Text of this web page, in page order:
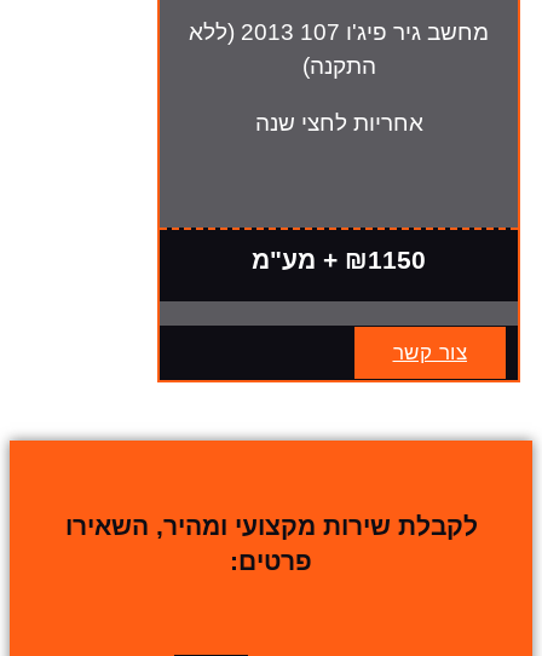
מחשב גיר פיג'ו 107 2013 (ללא
התקנה)
אחריות לחצי שנה
₪1150 + מע"מ
צור קשר
לקבלת שירות מקצועי ומהיר, השאירו
פרטים: